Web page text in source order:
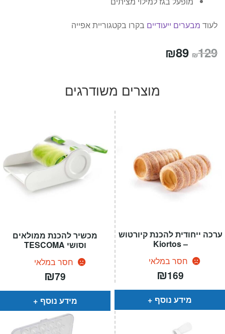
לעוד מבערים ייעודיים בקרו בקטגוריית אפייה
₪129 המחיר
₪89
הוא:
מוצרים משודרגים
מכשיר להכנת ממולאים
וסושי TESCOMA
חסר במלאי
₪79
מידע נוסף
ערכה ייחודית להכנת קיורטוש
– Kiortos
חסר במלאי
₪169
מידע נוסף